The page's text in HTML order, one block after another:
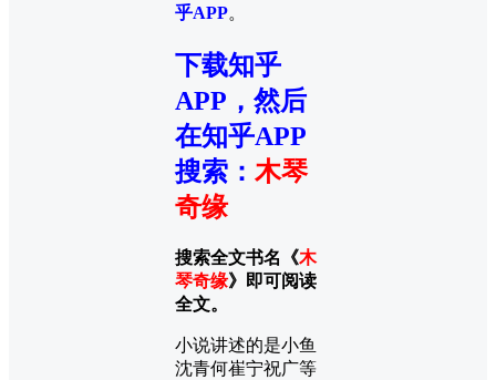
乎APP。
下载知乎
APP，然后
在知乎APP
搜索 ： 木琴
奇缘
搜索全文书名《木
琴奇缘》即可阅读
全文。
小说讲述的是小鱼
沈青何崔宁祝广等